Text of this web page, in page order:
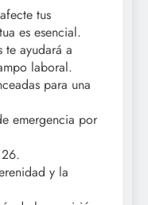
tus
es esencial.
te ayudará a
laboral.
para una
emergencia por
y la